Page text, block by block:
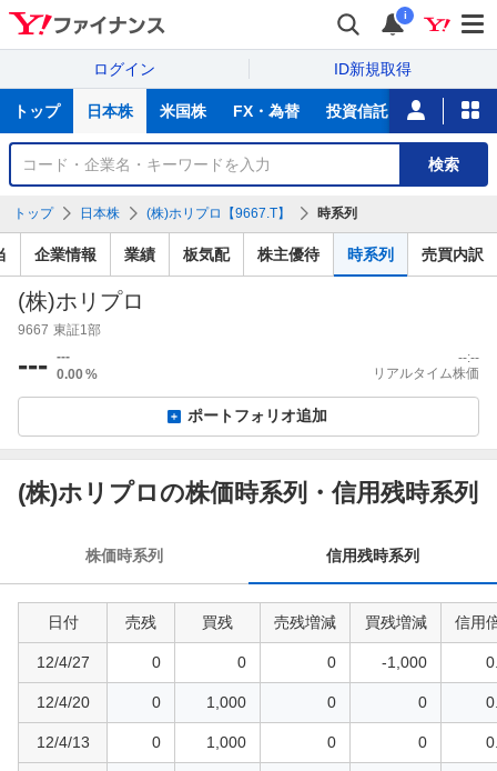
i
ログイン ID新規取得
サ
トップ 日本株 米国株 FX・為替 投資信託 ニュース
銘
検
検索
トップ 日本株 (株)ホリプロ【9667.T】 時系列
企業情報 業績 板気配 株主優待 時系列 売買内訳
(株)ホリプロ
9667 東証1部
--- ---
0.00%
--:--
リアルタイム株価
ポートフォリオ追加
(株)ホリプロの株価時系列・信用残時系列
信
株価時系列 信用残時系列
日付 売残 買残 売残増減 買残増減 信用
12/4/27 0 0 0 -1,000
12/4/20 0 1,000 0 0
12/4/13 0 1,000 0 0